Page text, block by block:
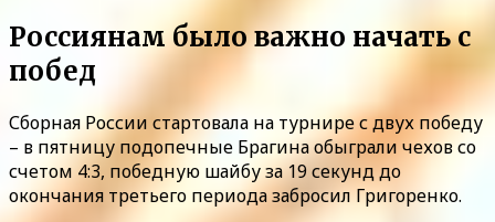
Россиянам было важно начать с
побед
Сборная России стартовала на турнире с двух победу
– в пятницу подопечные Брагина обыграли чехов со
счетом 4:3, победную шайбу за 19 секунд до
окончания третьего периода забросил Григоренко.